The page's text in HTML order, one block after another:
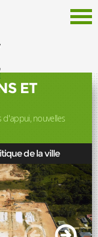
ET
nouvelles
de la ville